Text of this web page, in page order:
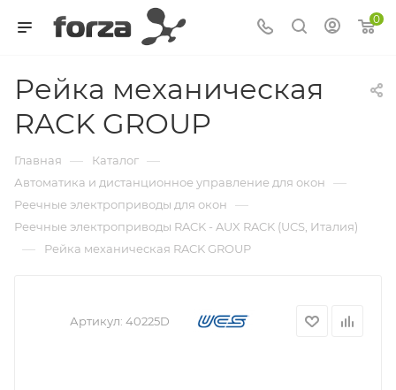
0
Рейка механическая
RACK GROUP
Главная — Каталог —
Автоматика и дистанционное управление для окон —
Реечные электроприводы для окон —
Реечные электроприводы RACK - AUX RACK (UCS, Италия)
— Рейка механическая RACK GROUP
Артикул: 40225D